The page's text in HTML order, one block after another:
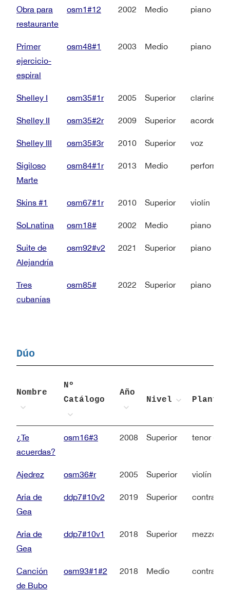
Obra para
restaurante
osm1#12 2002 Medio piano
Primer
ejercicio-
espiral
osm48#1 2003 Medio piano
Shelley I osm35#1r 2005 Superior clarinete
Shelley II osm35#2r 2009 Superior acordeón
Shelley III osm35#3r 2010 Superior voz
Sigiloso
Marte
osm84#1r 2013 Medio performer
Skins #1 osm67#1r 2010 Superior violín
SoLnatina osm18# 2002 Medio piano
Suite de
Alejandría
osm92#v2 2021 Superior piano
Tres
cubanías
osm85# 2022 Superior piano
Dúo
Nombre
Nº
Catálogo
Año
Nivel
¿Te
acuerdas?
osm16#3 2008 Superior tenor +
Ajedrez osm36#r 2005 Superior violín +
Aria de
Gea
ddp7#10v2 2019 Superior contralto
Aria de
Gea
ddp7#10v1 2018 Superior
Canción
de Bubo
osm93#1#2 2018 Medio contralto